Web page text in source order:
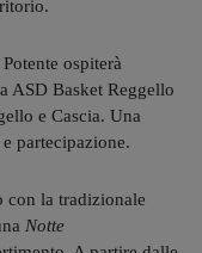
ospiterà
ASD Basket Reggello
e Cascia. Una
partecipazione.
con la tradizionale
Notte